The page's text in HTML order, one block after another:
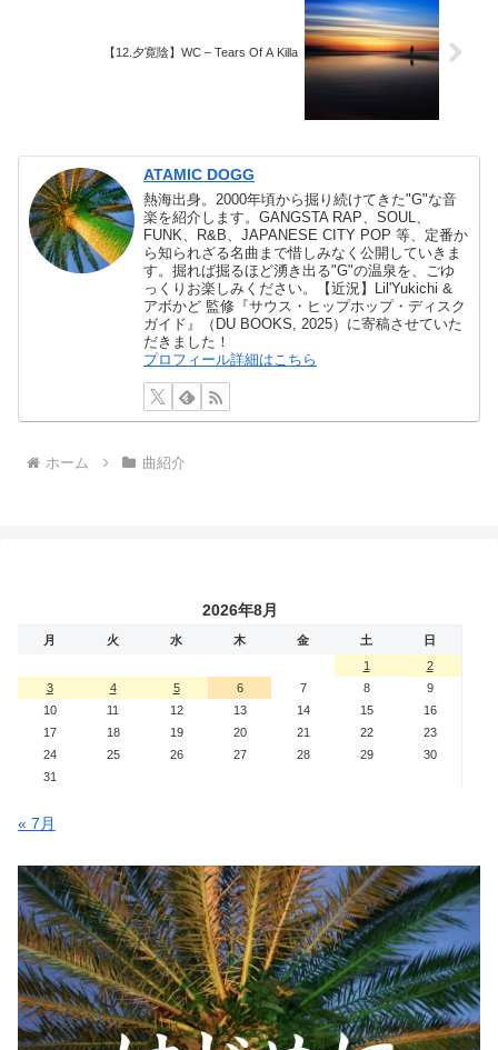
【12.夕寛陰】WC – Tears Of A Killa
ATAMIC DOGG
熱海出身。2000年頃から掘り続けてきた"G"な音
楽を紹介します。GANGSTA RAP、SOUL、
FUNK、R&B、JAPANESE CITY POP 等、定番か
ら知られざる名曲まで惜しみなく公開していきま
す。掘れば掘るほど湧き出る"G"の温泉を、ごゆ
っくりお楽しみください。【近況】Lil'Yukichi &
アボかど 監修『サウス・ヒップホップ・ディスク
ガイド』（DU BOOKS, 2025）に寄稿させていた
だきました！
プロフィール詳細はこちら
ホーム 曲紹介
2026年8月
月 火 水 木 金 土
日
1
2
3
4 5 6 7 8
9
10
11 12 13 14 15
16
17
18 19 20 21 22
23
24
25 26 27 28 29
30
31
« 7月